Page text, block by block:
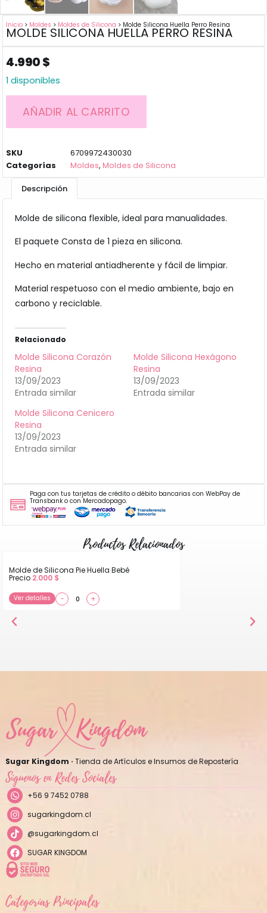
Inicio > Moldes > Moldes de Silicona > Molde Silicona Huella Perro Resina
MOLDE SILICONA HUELLA PERRO RESINA
4.990$
1 disponibles
AÑADIR AL CARRITO
SKU
6709972430030
Categorías
Moldes,Moldes de Silicona
Descripción
Molde de silicona flexible, ideal para manualidades.
El paquete Consta de 1 pieza en silicona.
Hecho en material antiadherente y fácil de limpiar.
Material respetuoso con el medio ambiente, bajo en
carbono y reciclable.
Relacionado
Molde Silicona Corazón
Resina
13/09/2023
Entrada similar
Molde Silicona Hexágono
Resina
13/09/2023
Entrada similar
Molde Silicona Cenicero
Resina
13/09/2023
Entrada similar
Paga con tus tarjetas de crédito o débito bancarias con WebPay de
Transbank o con Mercadopago.
Productos Relacionados
Molde de Silicona Pie Huella Bebé
Precio 2.000 $
Ver detalles − +
Sugar Kingdom · Tienda de Artículos e Insumos de Repostería
Síguenos en Redes Sociales
+56 9 7452 0788
sugarkingdom.cl
@sugarkingdom.cl
SUGAR KINGDOM
Categorías Principales